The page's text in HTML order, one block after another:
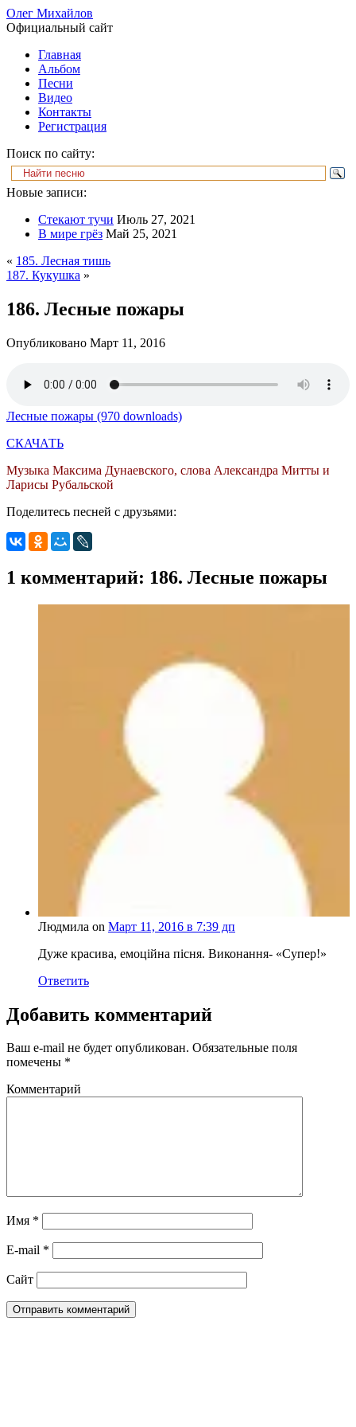
Олег Михайлов
Официальный сайт
Главная
Альбом
Песни
Видео
Контакты
Регистрация
Поиск по сайту:
Новые записи:
Стекают тучи Июль 27, 2021
В мире грёз Май 25, 2021
« 185. Лесная тишь
187. Кукушка »
186. Лесные пожары
Опубликовано Март 11, 2016
Лесные пожары (970 downloads)
СКАЧАТЬ
Музыка Максима Дунаевского, слова Александра Митты и
Ларисы Рубальской
Поделитесь песней с друзьями:
1 комментарий: 186. Лесные пожары
Людмила on Март 11, 2016 в 7:39 дп
Дуже красива, емоційна пісня. Виконання- «Супер!»
Ответить
Добавить комментарий
Ваш e-mail не будет опубликован. Обязательные поля
помечены *
Комментарий
Имя *
E-mail *
Сайт